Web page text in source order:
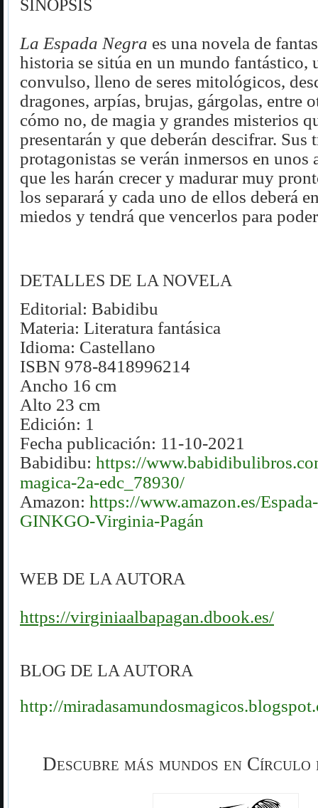
SINOPSIS
La Espada Negra es una novela de
historia se sitúa en un mundo fantástico,
convulso, lleno de seres mitológicos,
dragones, arpías, brujas, gárgolas, entre
cómo no, de magia y grandes misterios
presentarán y que deberán descifrar. Sus
protagonistas se verán inmersos en unos
que les harán crecer y madurar muy
los separará y cada uno de ellos deberá
miedos y tendrá que vencerlos para
DETALLES DE LA NOVELA
Editorial: Babidibu
Materia: Literatura fantásica
Idioma: Castellano
ISBN 978-8418996214
Ancho 16 cm
Alto 23 cm
Edición: 1
Fecha publicación: 11-10-2021
Babidibu: https://
magica-2a-edc_78930/
Amazon: https://www.amazon.es/
GINKGO-Virginia-Pagán
WEB DE LA AUTORA
https://virginiaalbapagan.dbook.es/
BLOG DE LA AUTORA
http://
Descubre más mundos en Círculo